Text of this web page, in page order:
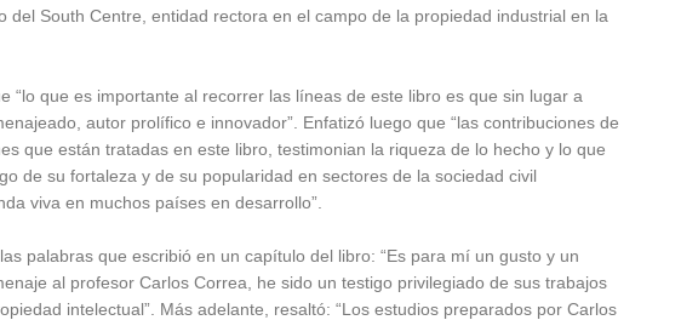
del South Centre, entidad rectora en el campo de la propiedad industrial en la
“lo que es importante al recorrer las líneas de este libro es que sin lugar a
autor prolífico e innovador”. Enfatizó luego que “las contribuciones de
que están tratadas en este libro, testimonian la riqueza de lo hecho y lo que
de su fortaleza y de su popularidad en sectores de la sociedad civil
viva en muchos países en desarrollo”.
palabras que escribió en un capítulo del libro: “Es para mí un gusto y un
al profesor Carlos Correa, he sido un testigo privilegiado de sus trabajos
intelectual”. Más adelante, resaltó: “Los estudios preparados por Carlos